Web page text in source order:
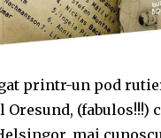
printr-un pod
Oresund, (fabulos!!!)
mai